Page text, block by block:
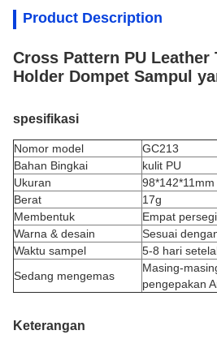
Product Description
Cross Pattern PU Leather
Holder Dompet Sampul
spesifikasi
Nomor model
GC213
Bahan Bingkai
kulit PU
Ukuran
98*142*11mm
Berat
17g
Membentuk
Empat
Warna & desain
Sesuai
Waktu sampel
5-8 hari
Sedang mengemas
Masing-
pengepakan
Keterangan